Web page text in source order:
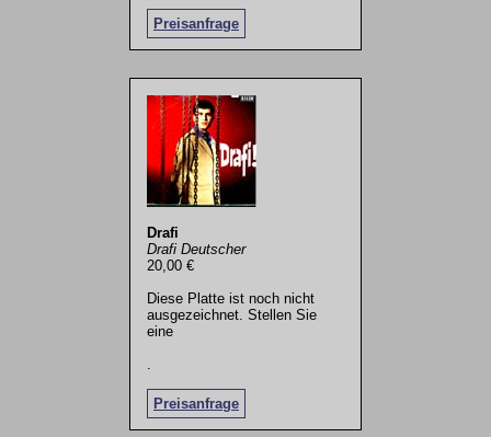
Preisanfrage
Drafi
Drafi Deutscher
20,00 €
Diese Platte ist noch nicht
ausgezeichnet. Stellen Sie
eine
Preisanfrage
.